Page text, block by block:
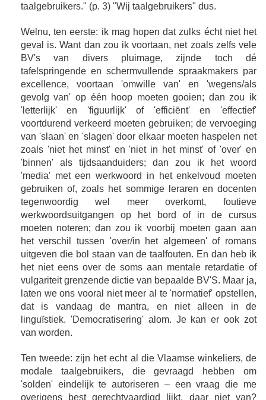
taalgebruikers." (p. 3) "Wij taalgebruikers" dus.
Welnu, ten eerste: ik mag hopen dat zulks écht niet het
geval is. Want dan zou ik voortaan, net zoals zelfs vele
BV's van divers pluimage, zijnde toch dé
tafelspringende en schermvullende spraakmakers par
excellence, voortaan 'omwille van' en 'wegens/als
gevolg van' op één hoop moeten gooien; dan zou ik
'letterlijk' en 'figuurlijk' of 'efficiënt' en 'effectief'
voortdurend verkeerd moeten gebruiken; de vervoeging
van 'slaan' en 'slagen' door elkaar moeten haspelen net
zoals 'niet het minst' en 'niet in het minst' of 'over' en
'binnen' als tijdsaanduiders; dan zou ik het woord
'media' met een werkwoord in het enkelvoud moeten
gebruiken of, zoals het sommige leraren en docenten
tegenwoordig wel meer overkomt, foutieve
werkwoordsuitgangen op het bord of in de cursus
moeten noteren; dan zou ik voorbij moeten gaan aan
het verschil tussen 'over/in het algemeen' of romans
uitgeven die bol staan van de taalfouten. En dan heb ik
het niet eens over de soms aan mentale retardatie of
vulgariteit grenzende dictie van bepaalde BV'S. Maar ja,
laten we ons vooral niet meer al te 'normatief' opstellen,
dat is vandaag de mantra, en niet alleen in de
linguïstiek. 'Democratisering' alom. Je kan er ook zot
van worden.
Ten tweede: zijn het echt al die Vlaamse winkeliers, de
modale taalgebruikers, die gevraagd hebben om
'solden' eindelijk te autoriseren – een vraag die me
overigens best gerechtvaardigd lijkt, daar niet van?